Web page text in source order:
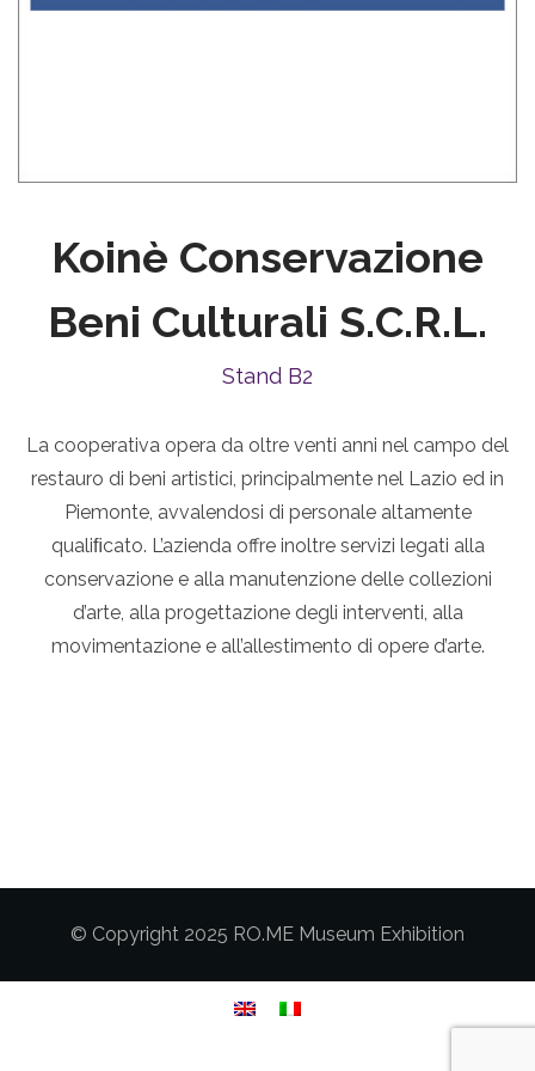
Koinè Conservazione
Beni Culturali S.c.r.l.
Stand B2
La cooperativa opera da oltre venti anni nel campo del
restauro di beni artistici, principalmente nel Lazio ed in
Piemonte, avvalendosi di personale altamente
qualiﬁcato. L’azienda offre inoltre servizi legati alla
conservazione e alla manutenzione delle collezioni
d’arte, alla progettazione degli interventi, alla
movimentazione e all’allestimento di opere d’arte.
© Copyright 2025 RO.ME Museum Exhibition